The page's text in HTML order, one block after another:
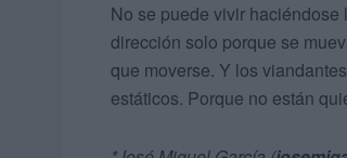
No se puede vivir haciéndose
dirección solo porque se
que moverse. Y los
estáticos. Porque no están